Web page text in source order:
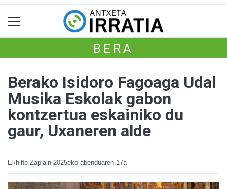
BERA
Berako Isidoro Fagoaga Udal
Musika Eskolak gabon
kontzertua eskainiko du
gaur, Uxaneren alde
Ekhiñe Zapiain 2025eko abenduaren 17a